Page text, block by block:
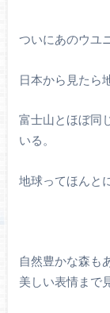
ついにあのウユ
日本から見たら
富士山とほぼ同
いる。
地球ってほんと
自然豊かな森も
美しい表情まで